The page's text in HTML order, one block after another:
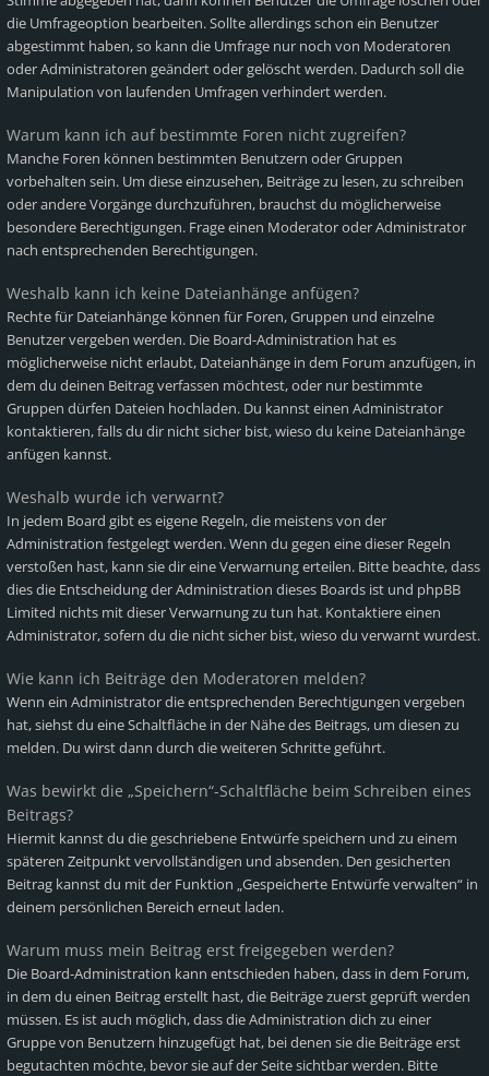
die Umfrageoption bearbeiten. Sollte allerdings schon ein Benutzer
abgestimmt haben, so kann die Umfrage nur noch von Moderatoren
oder Administratoren geändert oder gelöscht werden. Dadurch soll die
Manipulation von laufenden Umfragen verhindert werden.
Warum kann ich auf bestimmte Foren nicht zugreifen?
Manche Foren können bestimmten Benutzern oder Gruppen
vorbehalten sein. Um diese einzusehen, Beiträge zu lesen, zu schreiben
oder andere Vorgänge durchzuführen, brauchst du möglicherweise
besondere Berechtigungen. Frage einen Moderator oder Administrator
nach entsprechenden Berechtigungen.
Weshalb kann ich keine Dateianhänge anfügen?
Rechte für Dateianhänge können für Foren, Gruppen und einzelne
Benutzer vergeben werden. Die Board-Administration hat es
möglicherweise nicht erlaubt, Dateianhänge in dem Forum anzufügen, in
dem du deinen Beitrag verfassen möchtest, oder nur bestimmte
Gruppen dürfen Dateien hochladen. Du kannst einen Administrator
kontaktieren, falls du dir nicht sicher bist, wieso du keine Dateianhänge
anfügen kannst.
Weshalb wurde ich verwarnt?
In jedem Board gibt es eigene Regeln, die meistens von der
Administration festgelegt werden. Wenn du gegen eine dieser Regeln
verstoßen hast, kann sie dir eine Verwarnung erteilen. Bitte beachte, dass
dies die Entscheidung der Administration dieses Boards ist und phpBB
Limited nichts mit dieser Verwarnung zu tun hat. Kontaktiere einen
Administrator, sofern du die nicht sicher bist, wieso du verwarnt wurdest.
Wie kann ich Beiträge den Moderatoren melden?
Wenn ein Administrator die entsprechenden Berechtigungen vergeben
hat, siehst du eine Schaltfläche in der Nähe des Beitrags, um diesen zu
melden. Du wirst dann durch die weiteren Schritte geführt.
Was bewirkt die „Speichern“-Schaltfläche beim Schreiben eines
Beitrags?
Hiermit kannst du die geschriebene Entwürfe speichern und zu einem
späteren Zeitpunkt vervollständigen und absenden. Den gesicherten
Beitrag kannst du mit der Funktion „Gespeicherte Entwürfe verwalten“ in
deinem persönlichen Bereich erneut laden.
Warum muss mein Beitrag erst freigegeben werden?
Die Board-Administration kann entschieden haben, dass in dem Forum,
in dem du einen Beitrag erstellt hast, die Beiträge zuerst geprüft werden
müssen. Es ist auch möglich, dass die Administration dich zu einer
Gruppe von Benutzern hinzugefügt hat, bei denen sie die Beiträge erst
begutachten möchte, bevor sie auf der Seite sichtbar werden. Bitte